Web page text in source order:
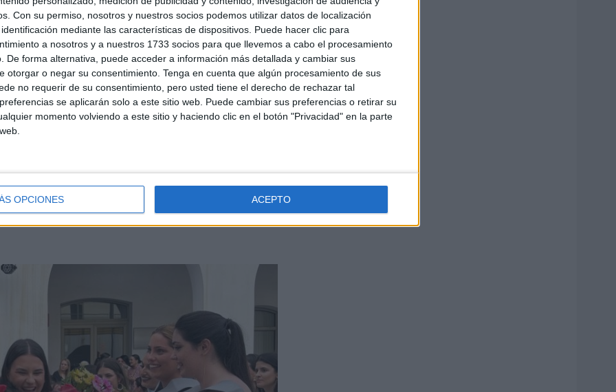
Con su permiso, nosotros y nuestros socios podemos utilizar datos de localización
mediante las características de dispositivos. Puede hacer clic para
a nosotros y a nuestros 1733 socios para que llevemos a cabo el procesamiento
De forma alternativa, puede acceder a información más detallada y cambiar sus
otorgar o negar su consentimiento. Tenga en cuenta que algún procesamiento de sus
no requerir de su consentimiento, pero usted tiene el derecho de rechazar tal
se aplicarán solo a este sitio web. Puede cambiar sus preferencias o retirar su
momento volviendo a este sitio y haciendo clic en el botón "Privacidad" en la parte
OPCIONES ACEPTO
Juana María Vázquez Lara, ha tomado la
los presentes a esta ceremonia de graduación,
tal y como ha señalado.
de la tarde, los reciéngraduados en Enfermería.
los jóvenes han hecho
al patio
preparado para que el acto de graduación diera